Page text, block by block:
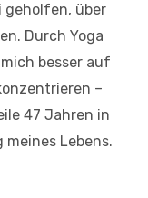
geholfen, über
Durch Yoga
besser auf
–
47 Jahren in
Lebens.